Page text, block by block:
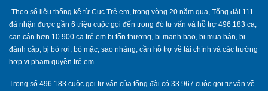
-Theo số liệu thống kê từ Cục Trẻ em, trong vòng 20 năm qua, Tổng đài 111
đã nhận được gần 6 triệu cuộc gọi đến trong đó tư vấn và hỗ trợ 496.183 ca,
can cân hơn 10.900 ca trẻ em bị tổn thương, bị mạnh bạo, bị mua bán, bị
đánh cắp, bị bỏ rơi, bỏ mặc, sao nhãng, cần hỗ trợ về tài chính và các trường
hợp vi phạm quyền trẻ em.
Trong số 496.183 cuộc gọi tư vấn của tổng đài có 33.967 cuộc gọi tư vấn về